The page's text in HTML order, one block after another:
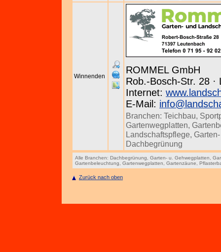
Winnenden
ROMMEL GmbH
Rob.-Bosch-Str. 28 ·
Internet:
E-Mail:
Branchen: Teichbau,
Gartenwegplatten,
Landschaftspflege,
Dachbegrünung
Alle Branchen: Dachbegrünung Garten- u. Gehwegplatten
Gartenbeleuchtung
Gartenwegplatten Gartenzäune
Zurück nach oben